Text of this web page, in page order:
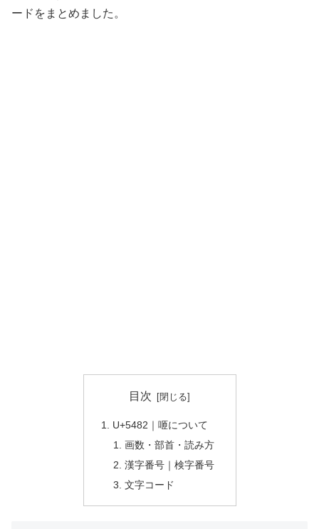
ードをまとめました。
目次
U+5482｜咂について
画数・部首・読み方
漢字番号｜検字番号
文字コード